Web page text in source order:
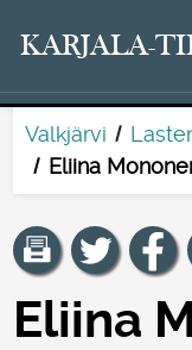
KARJALA-
Valkjärvi
Eliina
Eliina